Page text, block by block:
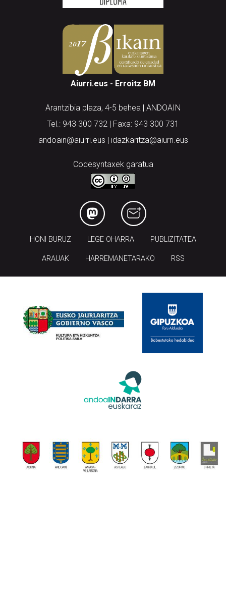
Aiurri.eus - Erroitz BM
Arantzibia plaza, 4-5 behea | ANDOAIN
Tel.: 943 300 732 | Faxa: 943 300 731
andoain@aiurri.eus | idazkaritza@aiurri.eus
Codesyntaxek garatua
HONI BURUZ LEGE OHARRA PUBLIZITATEA
ARAUAK HARREMANETARAKO RSS